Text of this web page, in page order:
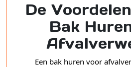
De
Bak
Een bak huren voor